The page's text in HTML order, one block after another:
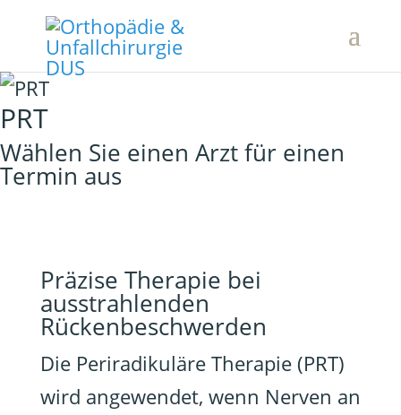
PRT
Wählen Sie einen Arzt für einen
Termin aus
Präzise Therapie bei
ausstrahlenden
Rückenbeschwerden
Die Periradikuläre Therapie (PRT)
wird angewendet, wenn Nerven an